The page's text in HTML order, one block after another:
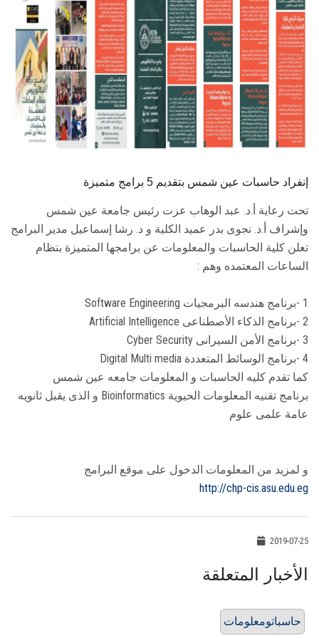
الطلاب
هيئة التدريس
الدراسات العليا
الخريجين
سجل الان
إنفراد حاسبات عين شمس بتقديم 5 برامج متميزة
تحت رعاية أ.د. عبد الوهاب عزت رئيس جامعة عين شمس
وإشراف أ.د. نجوى بدر عميد الكلية و د. رشا إسماعيل مدير البرامج
تعلن كلية الحاسبات والمعلومات عن برامجها المتميزة بنظام
الساعات المعتمده وهم :
1 -برنامج هندسه البرمجيات Software Engineering
2 -برنامج الذكاء الأصطناعى Artificial Intelligence
3 -برنامج الأمن السيرانى Cyber Security
4 -برنامج الوسائط المتعددة Digital Multi media
كما تقدم كليه الحاسبات و المعلومات جامعه عين شمس
برنامج تقنيه المعلومات الحيوية Bioinformatics و الذى يقبل ثانويه
عامة علمى علوم
و لمزيد من المعلومات الدخول على موقع البرامج
http://chp-cis.asu.edu.eg
2019-07-25
الأخبار المتعلقة
حاسباتومعلومات